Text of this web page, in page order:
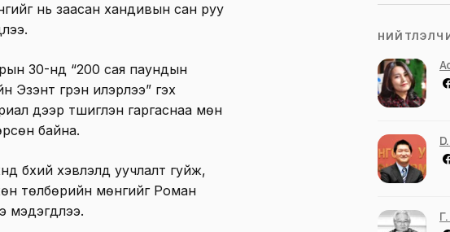
нь заасан хандивын сан руу
30-нд “200 сая паундын
гүрэн илэрлээ” гэх
дээр түшиглэн гаргаснаа мөн
байна.
хэвлэлүүд уучлалт гуйж,
төлбөрийн мөнгийг Роман
мэдэгдлээ.